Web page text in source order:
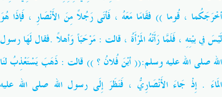
أخْرَجَكُما ، قُوما )) فقَامَا مَعَهُ ، فَأتَى رَجُلاً مِنَ الأَنْصَارِ ، فَإذَا هُوَ
لَيْسَ في بيْتِهِ ، فَلَمَّا رَأَتْهُ المَرْأَةُ ، قالت : مَرْحَبَاً وَأهلاً .فقال لَهَا رسول
اللهصلى الله عليه وسلم:(( أيْنَ فُلانُ ؟ )) قالت : ذَهَبَ يَسْتَعْذِبُ لنَا
المَاءَ . إِذْ جَاءَ الأَنْصَارِيُّ ، فَنَظَرَ إِلَى رسول الله صلى الله عليه